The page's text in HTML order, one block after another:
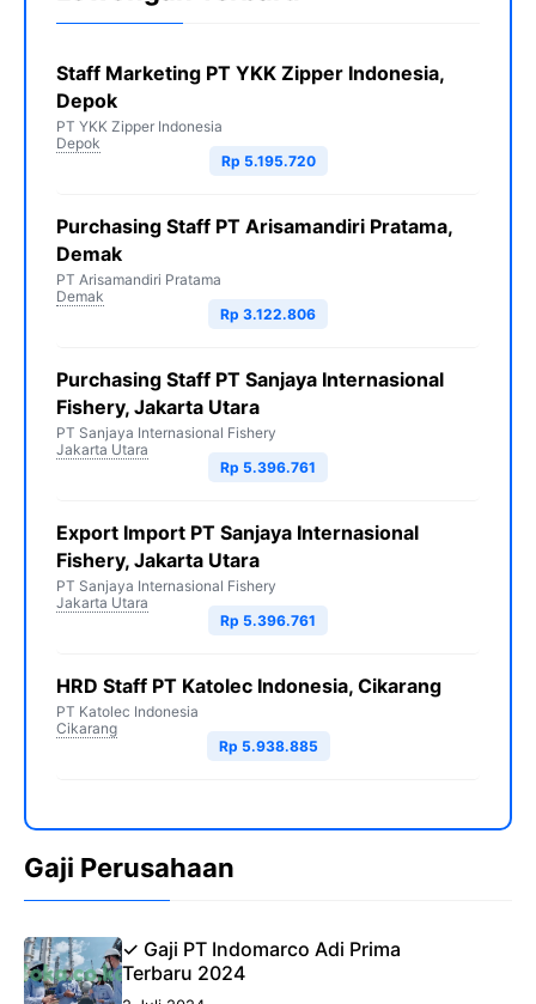
Staff Marketing PT YKK Zipper Indonesia,
Depok
PT YKK Zipper Indonesia
Depok
Rp 5.195.720
Purchasing Staff PT Arisamandiri Pratama,
Demak
PT Arisamandiri Pratama
Demak
Rp 3.122.806
Purchasing Staff PT Sanjaya Internasional
Fishery, Jakarta Utara
PT Sanjaya Internasional Fishery
Jakarta Utara
Rp 5.396.761
Export Import PT Sanjaya Internasional
Fishery, Jakarta Utara
PT Sanjaya Internasional Fishery
Jakarta Utara
Rp 5.396.761
HRD Staff PT Katolec Indonesia, Cikarang
PT Katolec Indonesia
Cikarang
Rp 5.938.885
Gaji Perusahaan
✓ Gaji PT Indomarco Adi Prima
Terbaru 2024